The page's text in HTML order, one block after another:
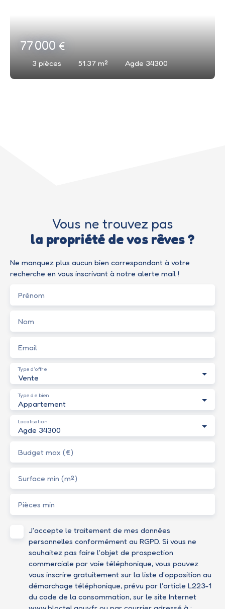
77 000€
3 pièces 51.37 m² Agde 34300
Vous ne trouvez pas
la propriété de vos rêves ?
Ne manquez plus aucun bien correspondant à votre
recherche en vous inscrivant à notre alerte mail !
Prénom
Nom
Email
Vente
Type d'offre
Appartement
Type de bien
Agde 34300
Localisation
Budget max (€)
Surface min (m²)
Pièces min
J'accepte le traitement de mes données
personnelles conformément au RGPD. Si vous ne
souhaitez pas faire l'objet de prospection
commerciale par voie téléphonique, vous pouvez
vous inscrire gratuitement sur la liste d'opposition au
démarchage téléphonique, prévu par l'article L223-1
du code de la consommation, sur le site Internet